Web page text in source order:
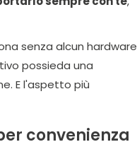
senza alcun hardware
possieda una
E l'aspetto più
convenienza